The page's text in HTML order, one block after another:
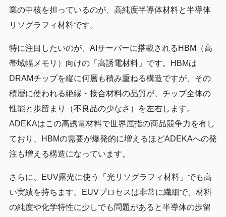
業の中核を担っているのが、高純度半導体材料と半導体
リソグラフィ材料です。
特に注目したいのが、AIサーバーに搭載されるHBM（高
帯域幅メモリ）向けの「高誘電材料」です。HBMは
DRAMチップを縦に何層も積み重ねる構造ですが、その
積層に使われる絶縁・接合材料の品質が、チップ全体の
性能と歩留まり（不良品の少なさ）を左右します。
ADEKAはこの高誘電材料で世界屈指の商品競争力を有し
ており、HBMの需要が爆発的に増えるほどADEKAへの発
注も増える構造になっています。
さらに、EUV露光に使う「光リソグラフィ材料」でも高
い実績を持ちます。EUVプロセスは非常に繊細で、材料
の純度や化学特性に少しでも問題があると半導体の歩留